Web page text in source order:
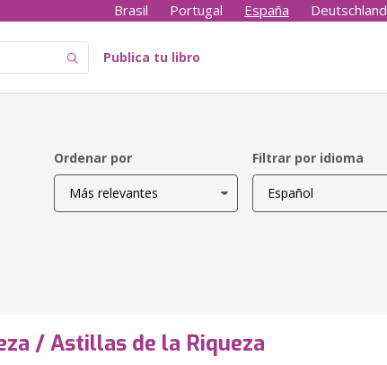
Brasil Portugal España Deutschland
Publica tu libro
Ordenar por Filtrar por idioma
/ Astillas de la Riqueza